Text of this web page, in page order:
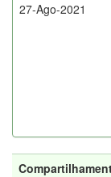
27-Ago-2021